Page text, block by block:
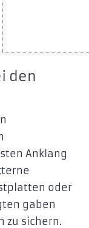
den
Anklang
oder
gaben
zu sichern.